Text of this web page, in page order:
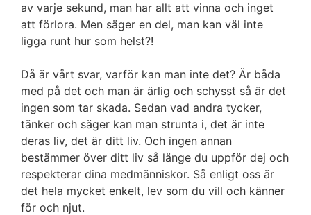
av varje sekund, man har allt att vinna och inget
att förlora. Men säger en del, man kan väl inte
ligga runt hur som helst?!
Då är vårt svar, varför kan man inte det? Är båda
med på det och man är ärlig och schysst så är det
ingen som tar skada. Sedan vad andra tycker,
tänker och säger kan man strunta i, det är inte
deras liv, det är ditt liv. Och ingen annan
bestämmer över ditt liv så länge du uppför dej och
respekterar dina medmänniskor. Så enligt oss är
det hela mycket enkelt, lev som du vill och känner
för och njut.